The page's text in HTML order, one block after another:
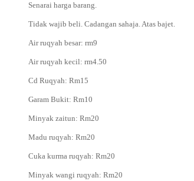
Senarai harga barang.
Tidak wajib beli. Cadangan sahaja. Atas bajet.
Air ruqyah besar: rm9
Air ruqyah kecil: rm4.50
Cd Ruqyah: Rm15
Garam Bukit: Rm10
Minyak zaitun: Rm20
Madu ruqyah: Rm20
Cuka kurma ruqyah: Rm20
Minyak wangi ruqyah: Rm20